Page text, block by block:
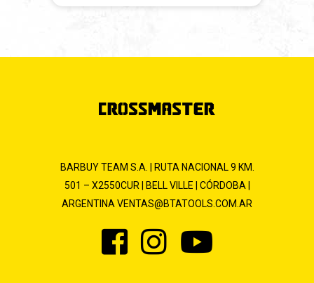
BARBUY TEAM S.A. | RUTA NACIONAL 9 KM.
501 – X2550CUR | BELL VILLE | CÓRDOBA |
ARGENTINA VENTAS@BTATOOLS.COM.AR